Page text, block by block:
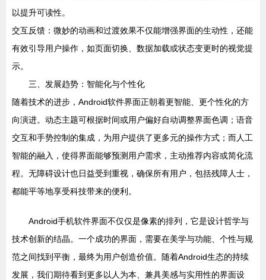
以提升可读性。
交互反馈：微妙的动画和过渡效果不仅能增强界面的生动性，还能
有效引导用户操作，如页面切换、数据加载或状态变更时的视觉提
示。
三、发展趋势：智能化与个性化
随着技术的进步，Android软件界面正朝着更智能、更个性化的方
向演进。动态主题可根据时间或用户偏好自动调整界面色调；语音
交互和手势控制的集成，为用户提供了更多元的操作方式；而人工
智能的融入，使得界面能够预测用户需求，主动推荐内容或简化流
程。无障碍设计也日益受到重视，确保所有用户，包括残障人士，
都能平等地享受科技带来的便利。
Android手机软件界面不仅仅是像素的排列，它是设计哲学与
技术创新的结晶。一个成功的界面，需要在美学与功能、个性与规
范之间找到平衡，最终为用户创造价值。随着Android生态的持续
发展，我们期待看到更多以人为本、兼具美感与实用性的界面设